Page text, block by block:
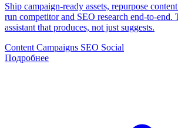
Ship campaign-ready assets, repurpose
run competitor and SEO research end-to-end.
assistant that produces, not just suggests.
Content Campaigns SEO Social
Подробнее